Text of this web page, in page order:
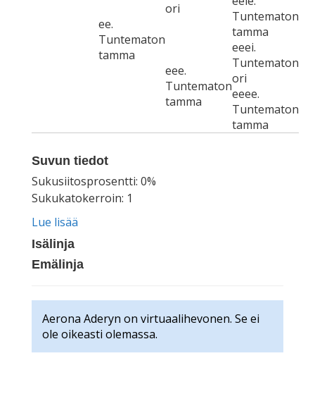
ee.
Tuntematon
tamma
ori
Tuntematon
tamma
eee.
Tuntematon
tamma
eeei.
Tuntematon
ori
eeee.
Tuntematon
tamma
Suvun tiedot
Sukusiitosprosentti: 0%
Sukukatokerroin: 1
Lue lisää
Isälinja
Emälinja
Aerona Aderyn on virtuaalihevonen. Se ei
ole oikeasti olemassa.